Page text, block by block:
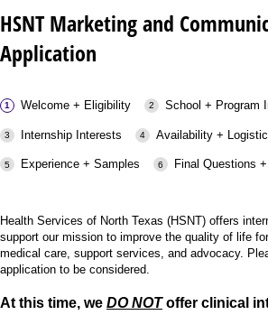
HSNT Marketing and
Application
Welcome + Eligibility School + Program
Internship Interests Availability +
Experience + Samples Final Questions
Health Services of North Texas (HSNT) offers
support our mission to improve the quality of life
medical care, support services, and advocacy.
application to be considered.
At this time, we DO NOToffer clinical